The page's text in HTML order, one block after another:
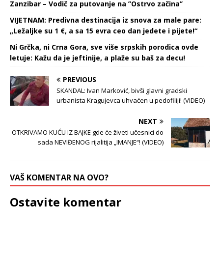
Zanzibar – Vodič za putovanje na ’’Ostrvo začina’’
VIJETNAM: Predivna destinacija iz snova za male pare:
„Ležaljke su 1 €, a sa 15 evra ceo dan jedete i pijete!“
Ni Grčka, ni Crna Gora, sve više srpskih porodica ovde
letuje: Kažu da je jeftinije, a plaže su baš za decu!
PREVIOUS
SKANDAL: Ivan Marković, bivši glavni gradski
urbanista Kragujevca uhvaćen u pedofiliji! (VIDEO)
NEXT
OTKRIVAMO KUĆU IZ BAJKE gde će živeti učesnici do
sada NEVIĐENOG rijalitija „IMANJE“! (VIDEO)
VAŠ KOMENTAR NA OVO?
Ostavite komentar